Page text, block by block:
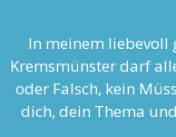
In meinem liebevoll
Kremsmünster darf
oder Falsch, kein
dich, dein Thema